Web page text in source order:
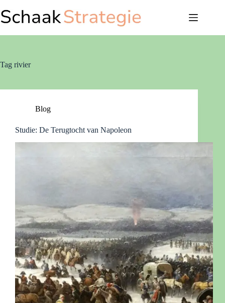
naar
de
Tag rivier
Blog
Studie: De Terugtocht van Napoleon